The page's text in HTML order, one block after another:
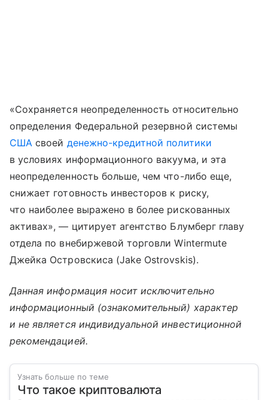
«Сохраняется неопределенность относительно
определения Федеральной резервной системы
США своей денежно-кредитной политики
в условиях информационного вакуума, и эта
неопределенность больше, чем что-либо еще,
снижает готовность инвесторов к риску,
что наиболее выражено в более рискованных
активах», — цитирует агентство Блумберг главу
отдела по внебиржевой торговли Wintermute
Джейка Островскиса (Jake Ostrovskis).
Данная информация носит исключительно
информационный (ознакомительный) характер
и не является индивидуальной инвестиционной
рекомендацией.
Узнать больше по теме
Что такое криптовалюта